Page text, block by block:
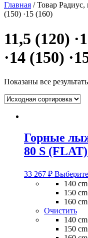
Главная / Товар Радиус,
(150) ·15 (160)
11,5 (120)
·14 (150)
Показаны все
Горные
80 S (FLAT)
33 267 ₽
140 cm
150 cm
160 cm
Очистить
140 cm
150 cm